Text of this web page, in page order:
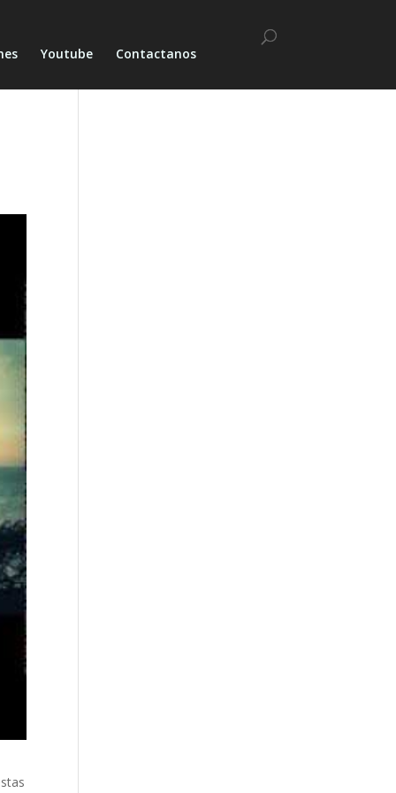
Youtube Contactanos